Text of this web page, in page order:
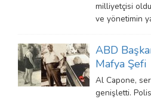
milliyetçisi
ve yönetimin
ABD
Mafya Şefi
Al Capone,
genişletti.